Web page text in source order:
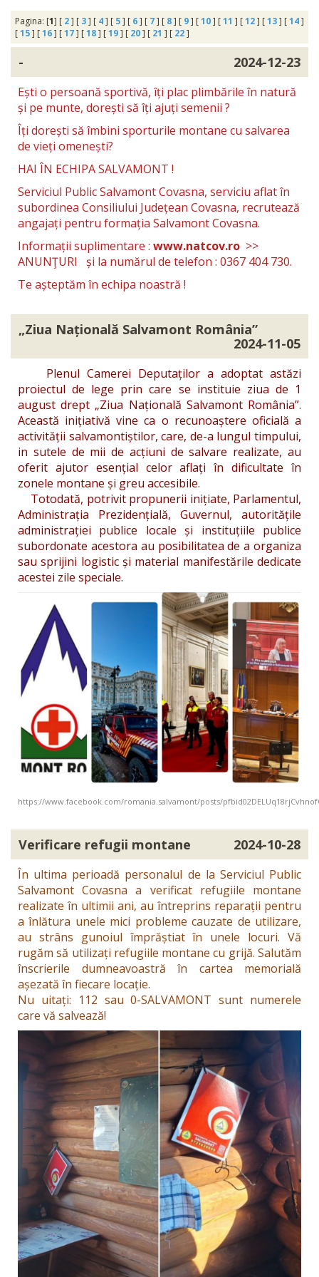
Pagina: [1] [ 2] [ 3] [ 4] [ 5] [ 6] [ 7] [ 8] [ 9] [10] [11 ] [12] [13] [14]
[15] [16] [17] [18] [19] [ 20] [ 21 ] [ 22]
- 2024-12-23
Ești o persoană sportivă, îți plac plimbările în natură
și pe munte, dorești să îți ajuți semenii ?
Îți dorești să îmbini sporturile montane cu salvarea
de vieți omenești?
HAI ÎN ECHIPA SALVAMONT !
Serviciul Public Salvamont Covasna, serviciu aflat în
subordinea Consiliului Județean Covasna, recrutează
angajați pentru formația Salvamont Covasna.
Informații suplimentare : www.natcov.ro >>
ANUNŢURI și la numărul de telefon : 0367 404 730.
Te așteptăm în echipa noastră !
„Ziua Națională Salvamont România”
2024-11-05
Plenul Camerei Deputaților a adoptat astăzi
proiectul de lege prin care se instituie ziua de 1
august drept „Ziua Națională Salvamont România”.
Această inițiativă vine ca o recunoaștere oficială a
activității salvamontiștilor, care, de-a lungul timpului,
in sutele de mii de acțiuni de salvare realizate, au
oferit ajutor esențial celor aflați în dificultate în
zonele montane și greu accesibile.
Totodată, potrivit propunerii inițiate, Parlamentul,
Administrația Prezidențială, Guvernul, autoritățile
administrației publice locale și instituțiile publice
subordonate acestora au posibilitatea de a organiza
sau sprijini logistic și material manifestările dedicate
acestei zile speciale.
https://www.facebook.com/romania.salvamont/posts/
Verificare refugii montane 2024-10-28
În ultima perioadă personalul de la Serviciul Public
Salvamont Covasna a verificat refugiile montane
realizate în ultimii ani, au întreprins reparații pentru
a înlătura unele mici probleme cauzate de utilizare,
au strâns gunoiul împrăștiat în unele locuri. Vă
rugăm să utilizați refugiile montane cu grijă. Salutăm
înscrierile dumneavoastră în cartea memorială
așezată în fiecare locație.
Nu uitați: 112 sau 0-SALVAMONT sunt numerele
care vă salvează!